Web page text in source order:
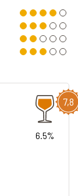
7,8
6.5%